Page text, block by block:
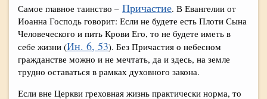
Самое главное таинство – Причастие. В Евангелии от
Иоанна Господь говорит: Если не будете есть Плоти Сына
Человеческого и пить Крови Его, то не будете иметь в
себе жизни (Ин. 6, 53). Без Причастия о небесном
гражданстве можно и не мечтать, да и здесь, на земле
трудно оставаться в рамках духовного закона.
Если вне Церкви греховная жизнь практически норма, то